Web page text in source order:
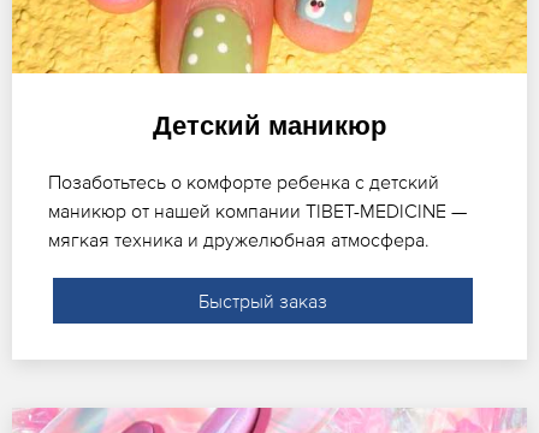
Детский маникюр
Позаботьтесь о комфорте ребенка с детский
маникюр от нашей компании TIBET-MEDICINE —
мягкая техника и дружелюбная атмосфера.
Быстрый заказ